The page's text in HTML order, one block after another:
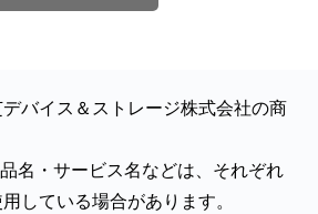
バイス＆ストレージ株式会社の商
名・サービス名などは、それぞれ
している場合があります。